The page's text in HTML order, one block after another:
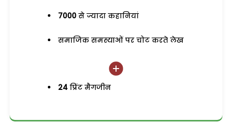
7000 से ज्यादा कहानियां
समाजिक समस्याओं पर चोट करते लेख
24 प्रिंट मैगजीन